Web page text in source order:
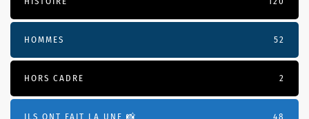
HOMMES 52
HORS CADRE 2
ILS ONT FAIT LA UNE 📸 48